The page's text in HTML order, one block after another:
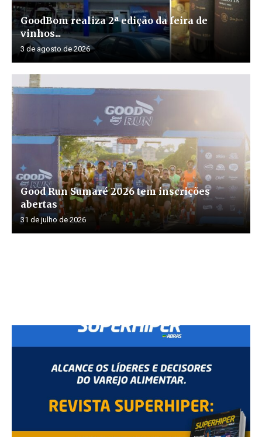
GoodBom realiza 2ª edição da feira de
vinhos...
3 de agosto de 2026
Good Run Sumaré 2026 tem inscrições
abertas
31 de julho de 2026